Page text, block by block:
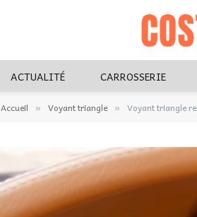
ACTUALITÉ CARROSSERIE
Accueil » Voyant triangle » Voyant triangle